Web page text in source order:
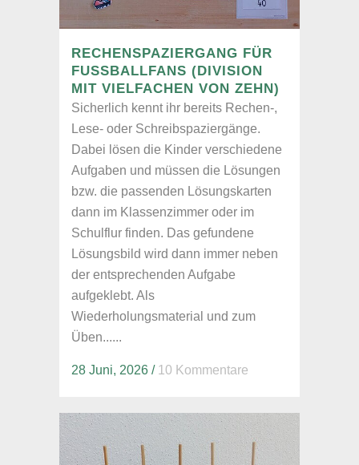
RECHENSPAZIERGANG FÜR
FUSSBALLFANS (DIVISION M
IT VIELFACHEN VON ZEHN)
Sicherlich kennt ihr bereits Rechen-,
Lese- oder Schreibspaziergänge.
Dabei lösen die Kinder verschiedene
Aufgaben und müssen die Lösungen
bzw. die passenden Lösungskarten
dann im Klassenzimmer oder im
Schulflur finden. Das gefundene
Lösungsbild wird dann immer neben
der entsprechenden Aufgabe
aufgeklebt. Als
Wiederholungsmaterial und zum
Üben......
28 Juni, 2026 / 10 Kommentare